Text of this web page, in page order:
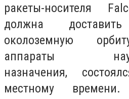
ракеты-носителя
должна
околоземную
аппараты
назначения,
местному времени.